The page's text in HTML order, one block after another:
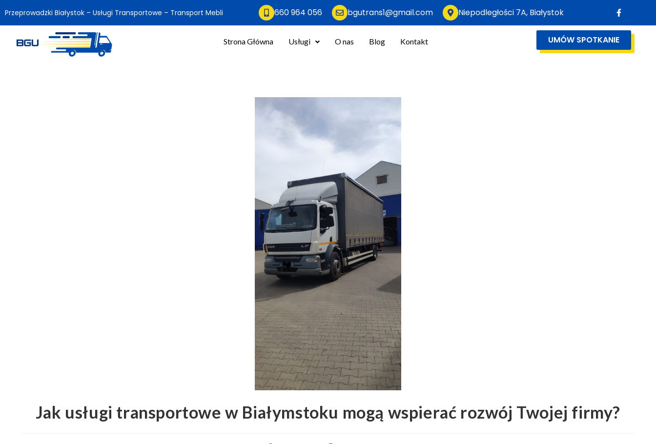
Przeprowadzki Białystok – Usługi Transportowe – Transport Mebli 660 964 056 bgutrans1@gmail.com Niepodległości 7A, Białystok
Strona Główna Usługi O nas Blog Kontakt UMÓW SPOTKANIE
Jak usługi transportowe w Białymstoku mogą wspierać rozwój Twojej firmy?